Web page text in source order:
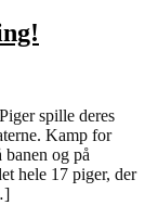
spille deres
Kamp for
og på
hele 17 piger, der